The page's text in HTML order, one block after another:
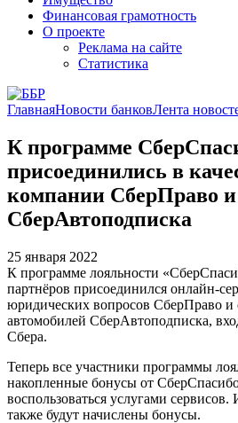
Финансовая грамотность
О проекте
Реклама на сайте
Статистика
ГлавнаяНовости банковЛента
К программе
присоединились в
компании СберПраво и
СберАвтоподписка
25 января 2022
К программе лояльности
партнёров присоединился онлайн-
юридических вопросов СберПраво и
автомобилей СберАвтоподписка,
Сбера.
Теперь все участники программы
накопленные бонусы от
воспользоваться услугами
также будут начислены бонусы.